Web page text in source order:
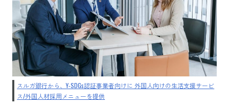
スルガ銀行から、Y-SDGs認証事業者向けに 外国人向けの生活支援サービ
ス/外国人材採用メニューを提供